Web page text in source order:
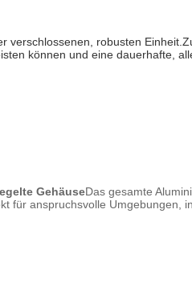
verschlossenen, robusten
können und eine dauerhafte,
GehäuseDas gesamte
für anspruchsvolle Umgebungen,